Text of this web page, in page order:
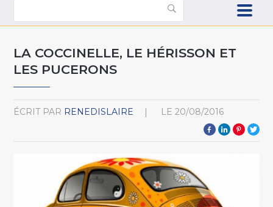
LA COCCINELLE, LE HÉRISSON ET
LES PUCERONS
ÉCRIT PAR RENEDISLAIRE LE 20/08/2016